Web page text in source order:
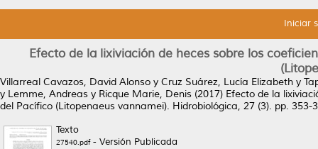
Iniciar
Efecto de la lixiviación de heces sobre los
Villarreal Cavazos, David Alonso y Cruz Suárez, Lucía Elizabeth y
y Lemme, Andreas y Ricque Marie, Denis (2017) Efecto de la
del Pacífico (Litopenaeus vannamei). Hidrobiológica, 27 (3). pp. 353-
Texto
27540.pdf- Versión Publicada